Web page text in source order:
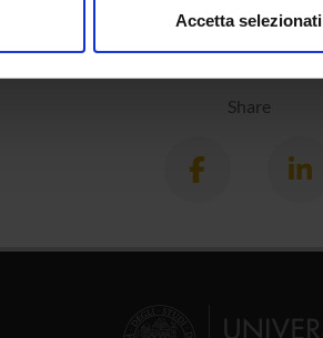
Accetta selezionati
Share